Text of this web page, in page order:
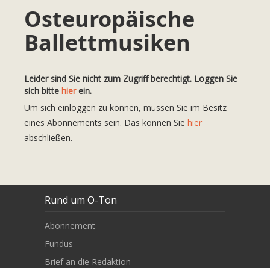
Osteuropäische
Ballettmusiken
Leider sind Sie nicht zum Zugriff berechtigt. Loggen Sie
sich bitte hierein.
Um sich einloggen zu können, müssen Sie im Besitz
eines Abonnements sein. Das können Sie hier
abschließen.
Rund um O-Ton
Abonnement
Fundus
Brief an die Redaktion